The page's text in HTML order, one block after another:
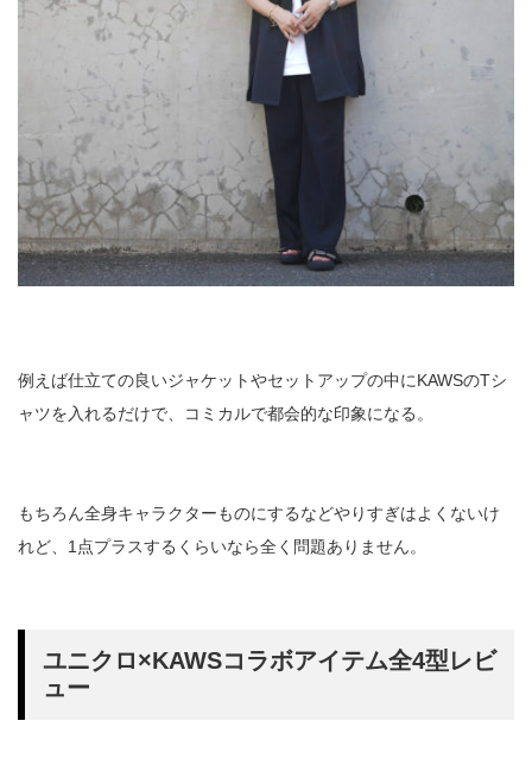
例えば仕立ての良いジャケットやセットアップの中にKAWSのTシ
ャツを入れるだけで、コミカルで都会的な印象になる。
もちろん全身キャラクターものにするなどやりすぎはよくないけ
れど、1点プラスするくらいなら全く問題ありません。
ユニクロ×KAWSコラボアイテム全4型レビ
ュー